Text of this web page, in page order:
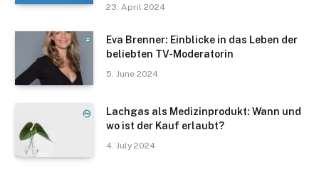
23. April 2024
Eva Brenner: Einblicke in das Leben der
beliebten TV-Moderatorin
5. June 2024
Lachgas als Medizinprodukt: Wann und
wo ist der Kauf erlaubt?
4. July 2024